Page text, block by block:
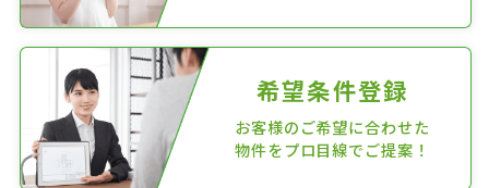
希望条件登録
お客様のご希望に合わせた
物件をプロ目線でご提案！